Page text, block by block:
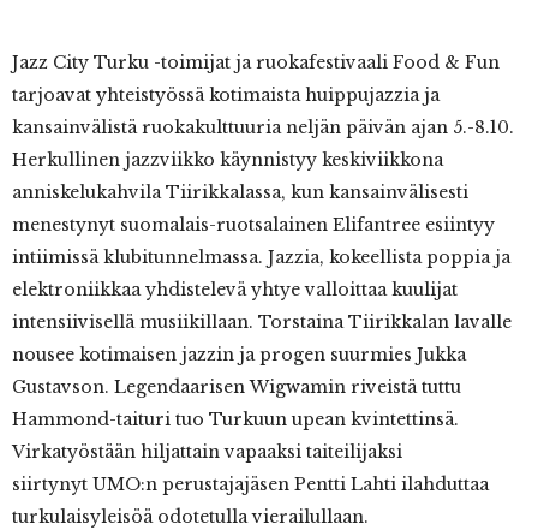
Jazz City Turku -toimijat ja ruokafestivaali Food & Fun
tarjoavat yhteistyössä kotimaista huippujazzia ja
kansainvälistä ruokakulttuuria neljän päivän ajan 5.-8.10.
Herkullinen jazzviikko käynnistyy keskiviikkona
anniskelukahvila Tiirikkalassa, kun kansainvälisesti
menestynyt suomalais-ruotsalainen Elifantree esiintyy
intiimissä klubitunnelmassa. Jazzia, kokeellista poppia ja
elektroniikkaa yhdistelevä yhtye valloittaa kuulijat
intensiivisellä musiikillaan. Torstaina Tiirikkalan lavalle
nousee kotimaisen jazzin ja progen suurmies Jukka
Gustavson. Legendaarisen Wigwamin riveistä tuttu
Hammond-taituri tuo Turkuun upean kvintettinsä.
Virkatyöstään hiljattain vapaaksi taiteilijaksi
siirtynyt UMO:n perustajajäsen Pentti Lahti ilahduttaa
turkulaisyleisöä odotetulla vierailullaan.